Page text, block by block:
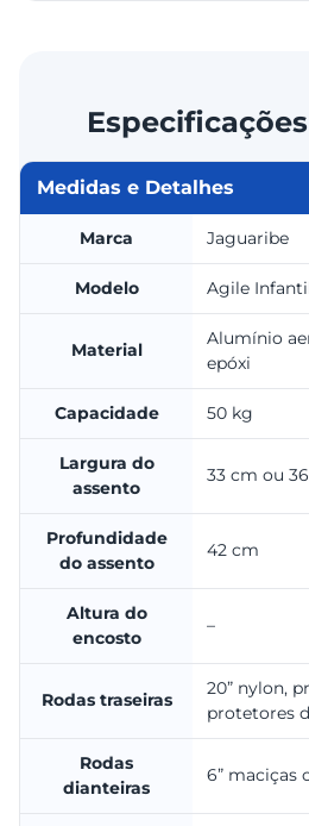
Medidas e Detalhes
Marca Jaguaribe
Modelo Agile
Material
Alumínio
epóxi
Capacidade 50 kg
Largura do
assento
33 cm ou
Profundidade
do assento
42 cm
Altura do
encosto
–
Rodas traseiras
20” nylon,
protetores
Rodas
dianteiras
6” maciças